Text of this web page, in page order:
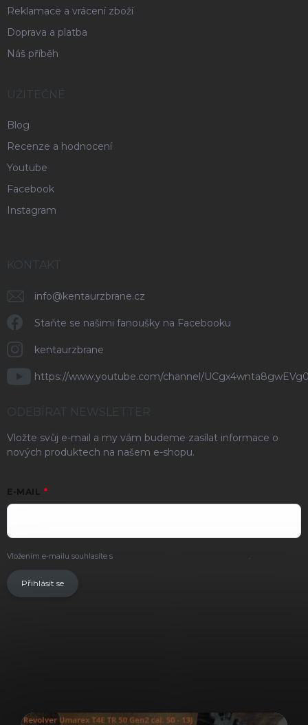
Reklamace a vrácení zboží
Doprava a platba
Náš příběh
UŽITEČNÉ
Blog
Recenze a hodnocení
Youtube
Facebook
Instagram
KONTAKT
info@kentaurzbrane.cz
Staňte se našimi fanoušky na Facebooku
kentaurzbrane
https://www.youtube.com/channel/
ODEBÍRAT NEWSLETTER
Vložte svůj e-mail a my vám budeme zasílat informace o
nových produktech na našem e-shopu.
E-MAIL
Vložením e-mailu souhlasíte s .
Přihlásit se